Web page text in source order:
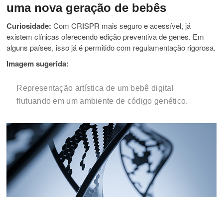
uma nova geração de bebês
Curiosidade: Com CRISPR mais seguro e acessível, já
existem clínicas oferecendo edição preventiva de genes. Em
alguns países, isso já é permitido com regulamentação rigorosa.
Imagem sugerida:
Representação artística de um bebê digital
flutuando em um ambiente de código genético.